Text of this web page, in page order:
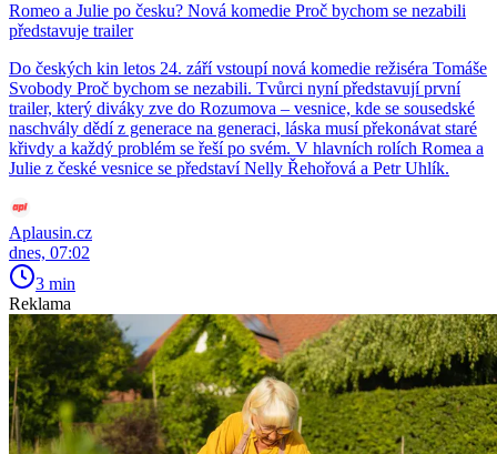
Romeo a Julie po česku? Nová komedie Proč bychom se nezabili
představuje trailer
Do českých kin letos 24. září vstoupí nová komedie režiséra Tomáše
Svobody Proč bychom se nezabili. Tvůrci nyní představují první
trailer, který diváky zve do Rozumova – vesnice, kde se sousedské
naschvály dědí z generace na generaci, láska musí překonávat staré
křivdy a každý problém se řeší po svém. V hlavních rolích Romea a
Julie z české vesnice se představí Nelly Řehořová a Petr Uhlík.
Aplausin.cz
dnes, 07:02
3 min
Reklama